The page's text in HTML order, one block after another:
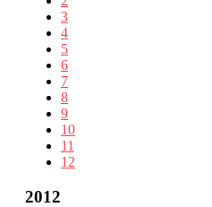
3
4
5
6
7
8
9
10
11
12
2012